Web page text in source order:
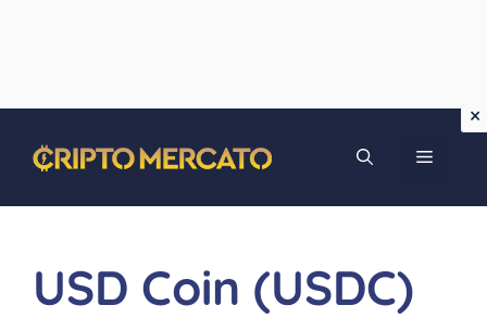
contenuto
MENU
USD Coin (USDC)